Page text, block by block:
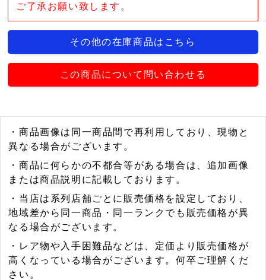
ご了承お願い致します。
その他の在庫商品はこちら
この商品について問い合わせる
・商品画像は同一商品間で再利用しており、現物と
異なる場合がございます。
・商品に何らかの不都合等がある場合は、追加画像
または商品説明に記載しております。
・当店は系列店舗ごとに販売価格を設定しており、
地域差から同一商品・同一ランクでも販売価格が異
なる場合がございます。
・レア物や入手困難品などは、定価より販売価格が
高くなっている場合がございます。何卒ご理解くだ
さい。